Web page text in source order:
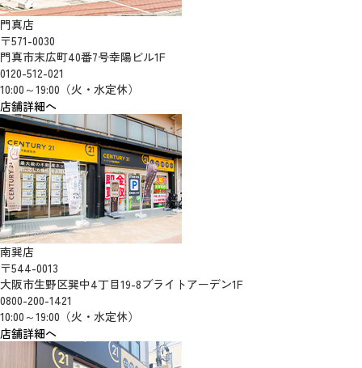
門真店
〒571-0030
門真市末広町40番7号幸陽ビル1F
0120-512-021
10:00～19:00（火・水定休）
店舗詳細へ
南巽店
〒544-0013
大阪市生野区巽中4丁目19-8ブライトアーデン1F
0800-200-1421
10:00～19:00（火・水定休）
店舗詳細へ